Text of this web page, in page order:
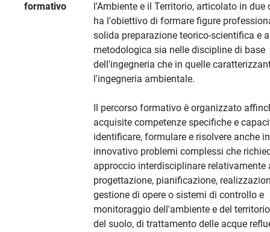
formativo
l'Ambiente e il Territorio, articolato in due
ha l'obiettivo di formare figure
solida preparazione teorico-scientifica e
metodologica sia nelle discipline di base
dell'ingegneria che in quelle
l'ingegneria ambientale.
Il percorso formativo è organizzato
acquisite competenze specifiche e
identificare, formulare e risolvere anche
innovativo problemi complessi che
approccio interdisciplinare relativamente
progettazione, pianificazione,
gestione di opere o sistemi di controllo e
monitoraggio dell'ambiente e del
del suolo, di trattamento delle acque